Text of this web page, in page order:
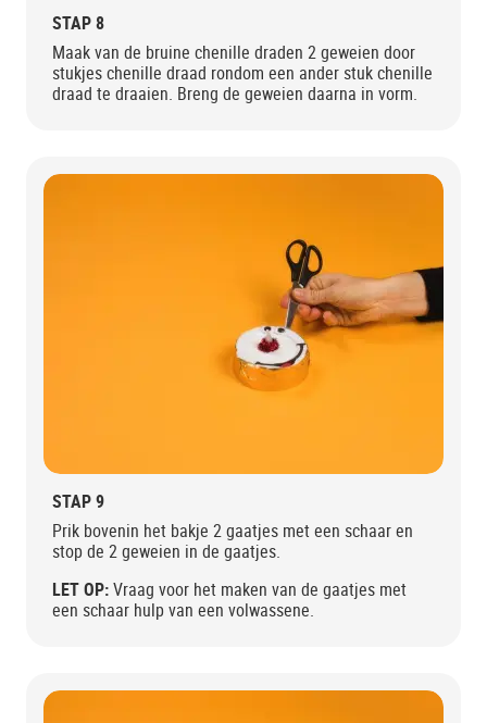
STAP 8
Maak van de bruine chenille draden 2 geweien door
stukjes chenille draad rondom een ander stuk chenille
draad te draaien. Breng de geweien daarna in vorm.
STAP 9
Prik bovenin het bakje 2 gaatjes met een schaar en
stop de 2 geweien in de gaatjes.
LET OP:Vraag voor het maken van de gaatjes met
een schaar hulp van een volwassene.